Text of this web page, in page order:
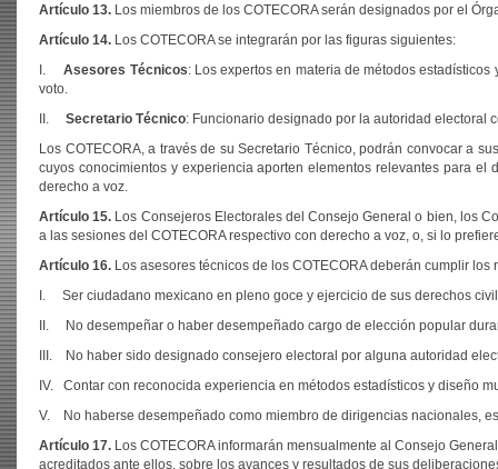
Artículo 13. Los miembros de los COTECORA serán designados por el
Artículo 14. Los COTECORA se integrarán por las figuras siguientes:
I.Asesores Técnicos: Los expertos en materia de métodos
voto.
II. Secretario Técnico: Funcionario designado por la autoridad electoral
Los COTECORA, a través de su Secretario Técnico, podrán convocar a
cuyos conocimientos y experiencia aporten elementos relevantes para
derecho a voz.
Artículo 15. Los Consejeros Electorales del Consejo General o bien, los
a las sesiones del COTECORA respectivo con derecho a voz, o, si lo
Artículo 16. Los asesores técnicos de los COTECORA deberán cumplir
I. Ser ciudadano mexicano en pleno goce y ejercicio de sus derechos
II. No desempeñar o haber desempeñado cargo de elección popular
III. No haber sido designado consejero electoral por alguna autoridad
IV. Contar con reconocida experiencia en métodos estadísticos y diseño
V. No haberse desempeñado como miembro de dirigencias nacionales,
Artículo 17. Los COTECORA informarán mensualmente al Consejo
acreditados ante ellos, sobre los avances y resultados de sus